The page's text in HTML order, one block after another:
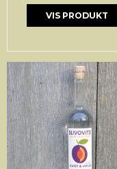
VIS PRODUKT